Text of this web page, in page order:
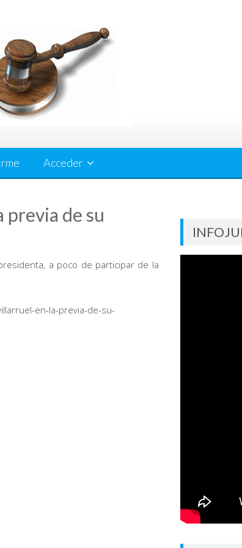
Acceder
previa de su
a poco de participar de la
en-la-previa-de-su-